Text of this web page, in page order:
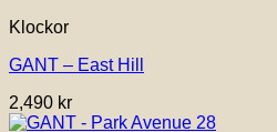
Klockor
GANT – East Hill
2,490 kr